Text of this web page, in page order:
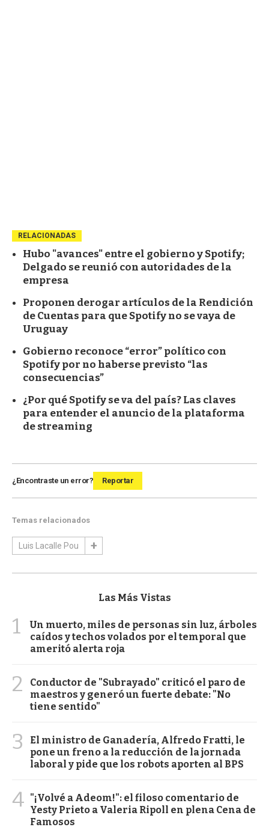
RELACIONADAS
Hubo "avances" entre el gobierno y Spotify;
Delgado se reunió con autoridades de la
empresa
Proponen derogar artículos de la Rendición
de Cuentas para que Spotify no se vaya de
Uruguay
Gobierno reconoce “error” político con
Spotify por no haberse previsto “las
consecuencias”
¿Por qué Spotify se va del país? Las claves
para entender el anuncio de la plataforma
de streaming
¿Encontraste un error? Reportar
Temas relacionados
Luis Lacalle Pou
Las Más Vistas
1
Un muerto, miles de personas sin luz, árboles
caídos y techos volados por el temporal que
ameritó alerta roja
2
Conductor de "Subrayado" criticó el paro de
maestros y generó un fuerte debate: "No
tiene sentido"
3
El ministro de Ganadería, Alfredo Fratti, le
pone un freno a la reducción de la jornada
laboral y pide que los robots aporten al BPS
4 "¡Volvé a Adeom!": el filoso comentario de
Yesty Prieto a Valeria Ripoll en plena Cena de
Famosos